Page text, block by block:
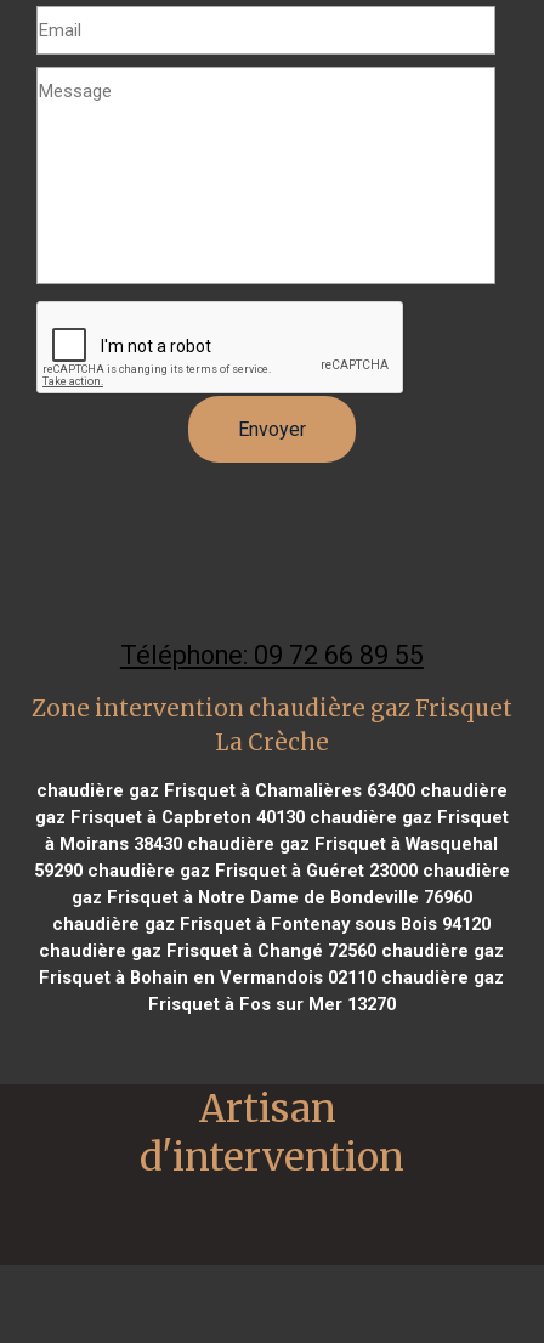
Téléphone: 09 72 66 89 55
Zone intervention chaudière gaz Frisquet
La Crèche
chaudière gaz Frisquet à Chamalières 63400chaudière
gaz Frisquet à Capbreton 40130chaudière gaz Frisquet
à Moirans 38430 chaudière gaz Frisquet à Wasquehal
59290chaudière gaz Frisquet à Guéret 23000chaudière
gaz Frisquet à Notre Dame de Bondeville 76960
chaudière gaz Frisquet à Fontenay sous Bois 94120
chaudière gaz Frisquet à Changé 72560 chaudière gaz
Frisquet à Bohain en Vermandois 02110 chaudière gaz
Frisquet à Fos sur Mer 13270
Artisan
d'intervention